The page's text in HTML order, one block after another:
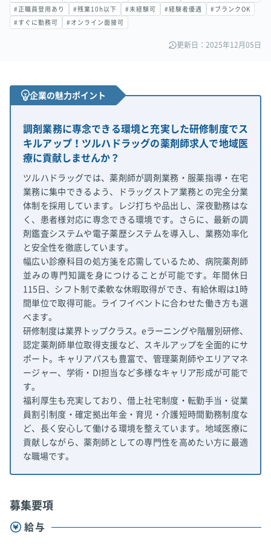
#正職員登用あり #残業10h以下 #未経験可 #経験者優遇 #ブランクOK
#すぐに勤務可 #オンライン面接可
更新日：2025年12月05日
企業の魅力ポイント
調剤業務に専念できる環境と充実した研修制度でス
キルアップ！ツルハドラッグの薬剤師求人で地域医
療に貢献しませんか？
ツルハドラッグでは、薬剤師が調剤業務・服薬指導・在宅
業務に集中できるよう、ドラッグストア業務との完全分業
体制を採用しています。レジ打ちや品出し、深夜勤務はな
く、患者様対応に専念できる環境です。さらに、最新の調
剤鑑査システムや電子薬歴システムを導入し、業務効率化
と安全性を徹底しています。
幅広い診療科目の処方箋を応需しているため、病院薬剤師
並みの専門知識を身につけることが可能です。年間休日
115日、シフト制で柔軟な休暇取得ができ、有給休暇は1時
間単位で取得可能。ライフイベントに合わせた働き方も選
べます。
研修制度は業界トップクラス。eラーニングや階層別研修、
認定薬剤師単位取得支援など、スキルアップを全面的にサ
ポート。キャリアパスも豊富で、管理薬剤師やエリアマネ
ージャー、学術・DI担当など多様なキャリア形成が可能で
す。
福利厚生も充実しており、借上社宅制度・転勤手当・従業
員割引制度・確定拠出年金・育児・介護短時間勤務制度な
ど、長く安心して働ける環境を整えています。地域医療に
貢献しながら、薬剤師としての専門性を高めたい方に最適
な職場です。
募集要項
給与